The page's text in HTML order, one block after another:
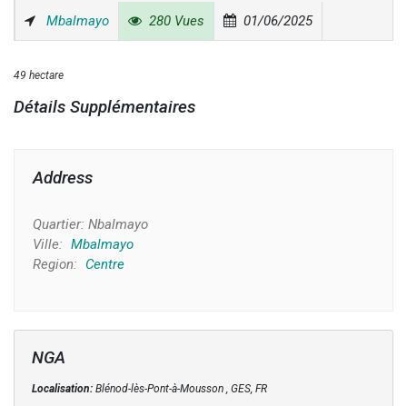
Mbalmayo 280 Vues 01/06/2025
49 hectare
Détails Supplémentaires
Address
Quartier: Nbalmayo
Ville: Mbalmayo
Region:
Centre
NGA
Localisation:Blénod-lès-Pont-à-Mousson , GES, FR